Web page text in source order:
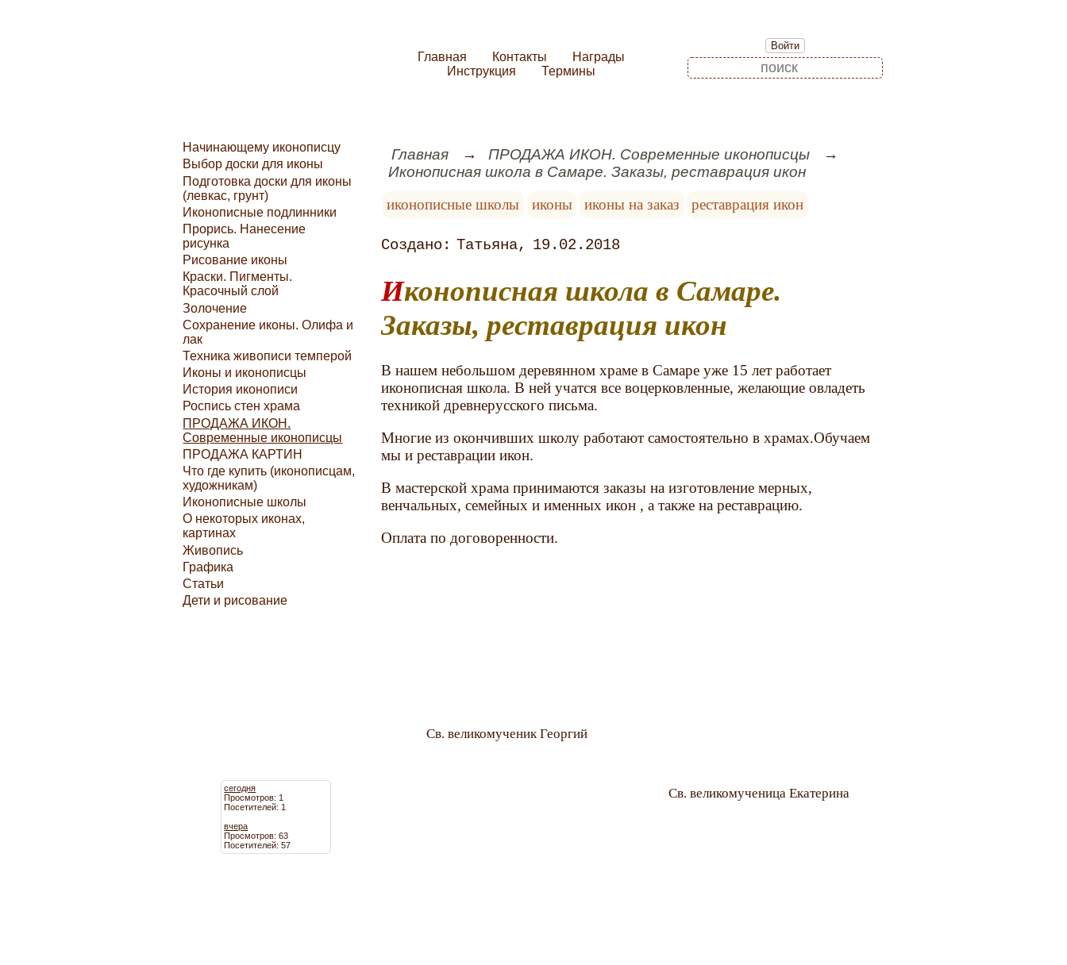
Главная Контакты
Награды
Инструкция
Термины
Войти
Начинающему иконописцу
Выбор доски для иконы
Подготовка доски для иконы
(левкас, грунт)
Иконописные подлинники
Прорись. Нанесение
рисунка
Рисование иконы
Краски. Пигменты.
Красочный слой
Золочение
Сохранение иконы. Олифа и
лак
Техника живописи темперой
Иконы и иконописцы
История иконописи
Роспись стен храма
ПРОДАЖА ИКОН.
Современные иконописцы
ПРОДАЖА КАРТИН
Что где купить (иконописцам,
художникам)
Иконописные школы
О некоторых иконах,
картинах
Живопись
Графика
Статьи
Дети и рисование
сегодня
Просмотров: 1
Посетителей: 1
вчера
Просмотров: 63
Посетителей: 57
Главная
ПРОДАЖА ИКОН. Современные иконописцы
Иконописная школа в Самаре. Заказы, реставрация икон
иконописные школы
иконы иконы на заказ реставрация икон
Татьяна 19.02.2018
Иконописная школа в Самаре.
Заказы, реставрация икон
В нашем небольшом деревянном храме в Самаре уже 15 лет работает
иконописная школа. В ней учатся все воцерковленные, желающие овладеть
техникой древнерусского письма.
Многие из окончивших школу работают самостоятельно в храмах.Обучаем
мы и реставрации икон.
В мастерской храма принимаются заказы на изготовление мерных,
венчальных, семейных и именных икон , а также на реставрацию.
Оплата по договоренности.
Св. великомученик Георгий
Св. великомученица Екатерина